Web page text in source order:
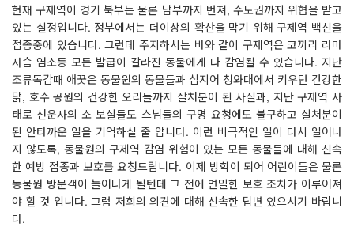
현재 구제역이 경기 북부는 물론 남부까지 번져, 수도권까지 위협을 받고
있는 실정입니다. 정부에서는 더이상의 확산을 막기 위해 구제역 백신을
접종중에 있습니다. 그런데 주지하시는 바와 같이 구제역은 코끼리 라마
사슴 염소등 모든 발굽이 갈라진 동물에게 다 감염될 수 있습니다. 지난
조류독감때 애꿎은 동물원의 동물들과 심지어 청와대에서 키우던 건강한
닭, 호수 공원의 건강한 오리들까지 살처분이 된 사실과, 지난 구제역 사
태로 선운사의 소 보살들도 스님들의 구명 요청에도 불구하고 살처분이
된 안타까운 일을 기억하실 줄 압니다. 이런 비극적인 일이 다시 일어나
지 않도록, 동물원의 구제역 감염 위험이 있는 모든 동물들에 대해 신속
한 예방 접종과 보호를 요청드립니다. 이제 방학이 되어 어린이들은 물론
동물원 방문객이 늘어나게 될텐데 그 전에 면밀한 보호 조치가 이루어져
야 할 것 입니다. 그럼 저희의 의견에 대해 신속한 답변 있으시기 바랍니
다.